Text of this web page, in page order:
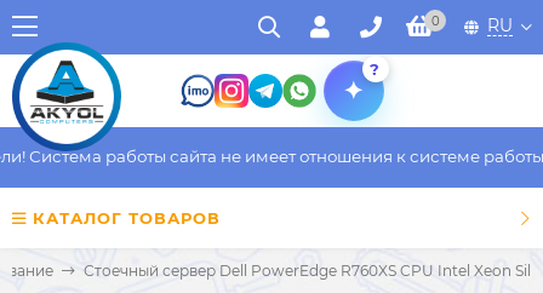
0 RU
?
Система работы сайта не имеет отношения к системе работы
КАТАЛОГ ТОВАРОВ
Стоечный сервер Dell PowerEdge R760XS CPU Intel Xeon